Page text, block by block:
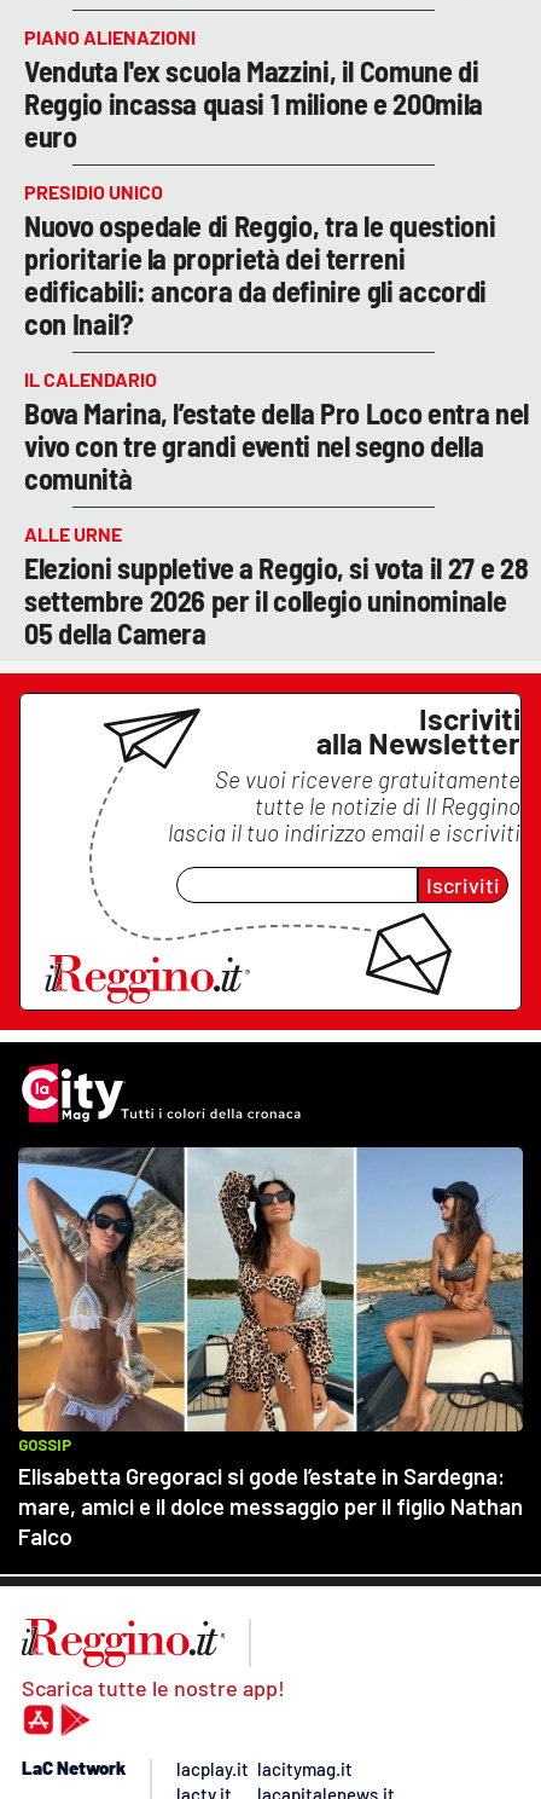
PIANO ALIENAZIONI
Venduta l'ex scuola Mazzini, il Comune di
Reggio incassa quasi 1 milione e 200mila
euro
PRESIDIO UNICO
Nuovo ospedale di Reggio, tra le questioni
prioritarie la proprietà dei terreni
edificabili: ancora da definire gli accordi
con Inail?
IL CALENDARIO
Bova Marina, l’estate della Pro Loco entra nel
vivo con tre grandi eventi nel segno della
comunità
ALLE URNE
Elezioni suppletive a Reggio, si vota il 27 e 28
settembre 2026 per il collegio uninominale
05 della Camera
Iscriviti
alla Newsletter
Se vuoi ricevere gratuitamente
tutte le notizie di Il Reggino
lascia il tuo indirizzo email e iscriviti
Iscriviti
Scarica tutte le nostre app!
LaC Network
lacplay.it
lactv.it
lacitymag.it
lacapitalenews.it